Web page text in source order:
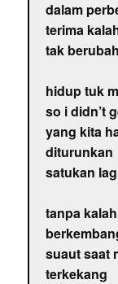
dalam
terima
tak
hidup tuk
so i didn’t
yang kita
diturunkan
satukan
tanpa
suaut saat
terkekang